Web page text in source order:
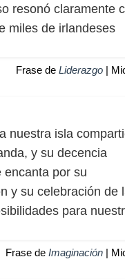
resonó claramente
miles de irlandeses
Frase de Liderazgo |
nuestra isla
y su decencia
encanta por su
y su celebración de
para
Frase de Imaginación |